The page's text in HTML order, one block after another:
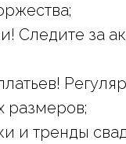
Следите за
размеров;
и тренды